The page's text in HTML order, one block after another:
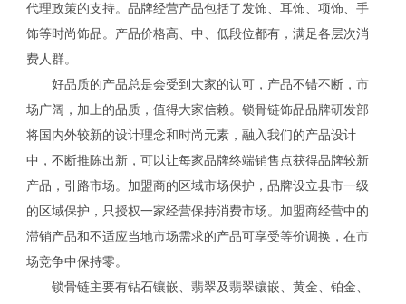
代理政策的支持。品牌经营产品包括了发饰、耳饰、项饰、手
饰等时尚饰品。产品价格高、中、低段位都有，满足各层次消
费人群。
好品质的产品总是会受到大家的认可，产品不错不断，市
场广阔，加上的品质，值得大家信赖。锁骨链饰品品牌研发部
将国内外较新的设计理念和时尚元素，融入我们的产品设计
中，不断推陈出新，可以让每家品牌终端销售点获得品牌较新
产品，引路市场。加盟商的区域市场保护，品牌设立县市一级
的区域保护，只授权一家经营保持消费市场。加盟商经营中的
滞销产品和不适应当地市场需求的产品可享受等价调换，在市
场竞争中保持零。
锁骨链主要有钻石镶嵌、翡翠及翡翠镶嵌、黄金、铂金、